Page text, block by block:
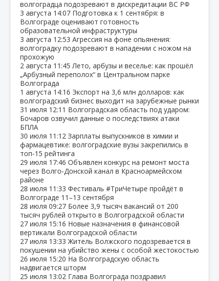
волгоградца подозревают в дискредитации ВС РФ
3 августа 14:07 Подготовка к 1 сентября: в
Волгограде оценивают готовность
образовательной инфраструктуры
3 августа 12:53 Агрессия на фоне опьянения:
волгоградку подозревают в нападении с ножом на
прохожую
2 августа 11:45 Лето, арбузы и веселье: как прошёл
„Арбузный переполох“ в Центральном парке
Волгограда
1 августа 14:16 Экспорт на 3,6 млн долларов: как
волгоградский бизнес выходит на зарубежные рынки
31 июля 12:11 Волгоградская область под ударом:
Бочаров озвучил данные о последствиях атаки
БПЛА
30 июля 11:12 Зарплаты выпускников в химии и
фармацевтике: волгоградские вузы закрепились в
топ‑15 рейтинга
29 июля 17:46 Объявлен конкурс на ремонт моста
через Волго‑Донской канал в Красноармейском
районе
28 июля 11:33 Фестиваль #ТриЧетыре пройдёт в
Волгограде 11–13 сентября
28 июля 09:27 Более 3,9 тысяч вакансий от 200
тысяч рублей открыто в Волгоградской области
27 июля 15:16 Новые назначения в финансовой
вертикали Волгоградской области
27 июля 13:33 Житель Волжского подозревается в
покушении на убийство жены с особой жестокостью
26 июля 15:20 На Волгоградскую область
надвигается шторм
25 июля 13:02 Глава Волгограда поздравил